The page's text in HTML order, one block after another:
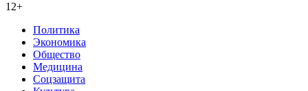
12+
Политика
Экономика
Общество
Медицина
Соцзащита